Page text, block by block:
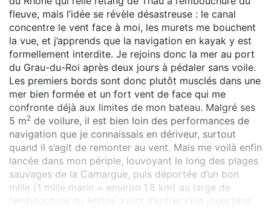
fleuve, mais l’idée se révèle désastreuse : le canal
concentre le vent face à moi, les murets me bouchent
la vue, et j’apprends que la navigation en kayak y est
formellement interdite. Je rejoins donc la mer au port
du Grau-du-Roi après deux jours à pédaler sans voile.
Les premiers bords sont donc plutôt musclés dans une
mer bien formée et un fort vent de face qui me
confronte déjà aux limites de mon bateau. Malgré ses
5 m2 de voilure, il est bien loin des performances de
navigation que je connaissais en dériveur, surtout
quand il s’agit de remonter au vent. Mais me voilà enfin
lancée dans mon périple, louvoyant le long des plages
sauvages de la Camargue, puis déportée d’un bon
mille (1 mille marin = environ 1,8 km) au large de
l’embouchure du Rhône avant d’entrer cinq jours plus